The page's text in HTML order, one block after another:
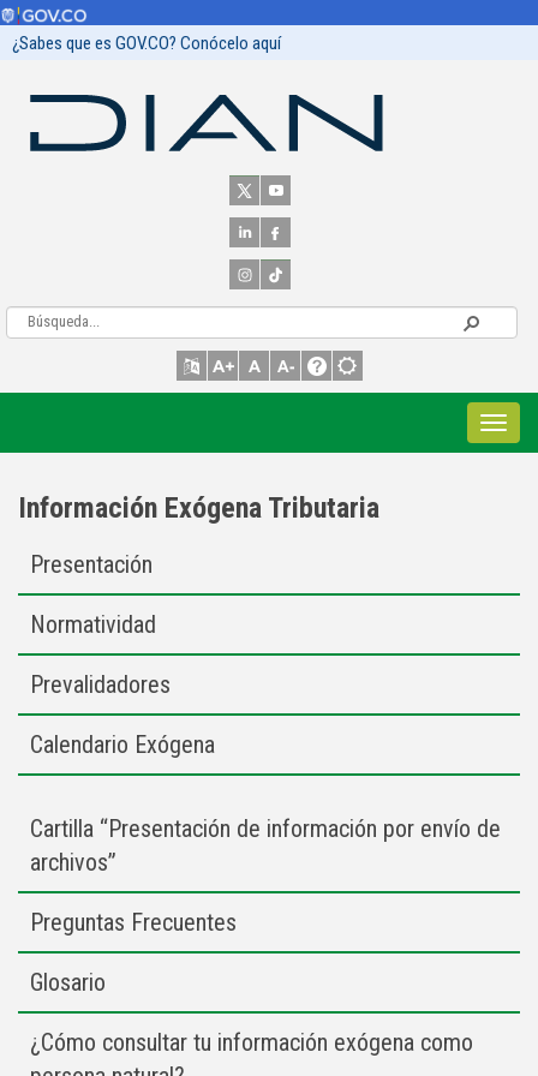
¿Sabes que es GOV.CO? Conócelo aquí
Información Exógena Tributaria
Presentación
Normatividad
Prevalidadores
Calendario Exógena
Vigencia 2024
Vigencia 2023
Vigencia 2022
Vigencia 2021
Vigencia 2020
Vigencia 2019
Vigencia 2018
Cartilla “Presentación de información por envío de
archivos”
Preguntas Frecuentes
Glosario
¿Cómo consultar tu información exógena como